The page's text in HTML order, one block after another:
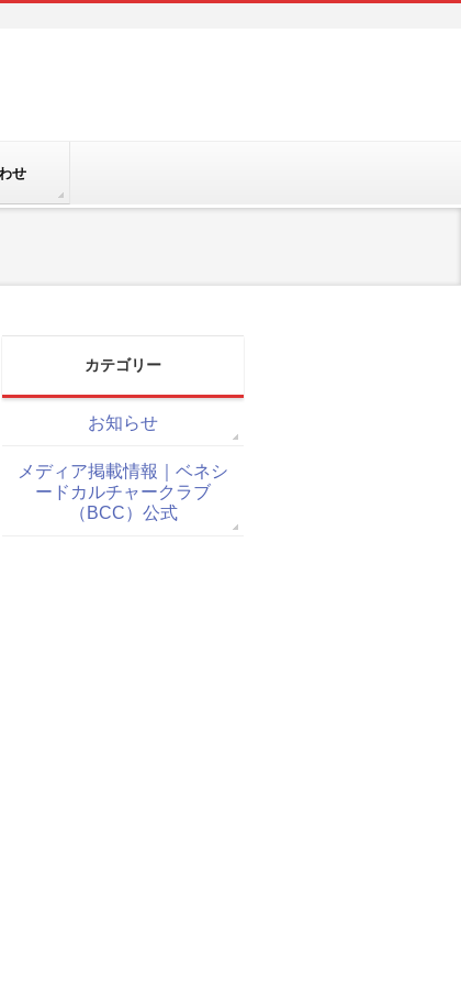
せ
カテゴリー
お知らせ
メディア掲載情報｜ベネシ
ードカルチャークラブ
（BCC）公式